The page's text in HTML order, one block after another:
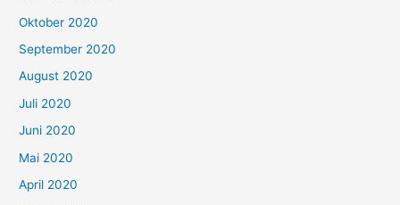
Oktober 2020
September 2020
August 2020
Juli 2020
Juni 2020
Mai 2020
April 2020